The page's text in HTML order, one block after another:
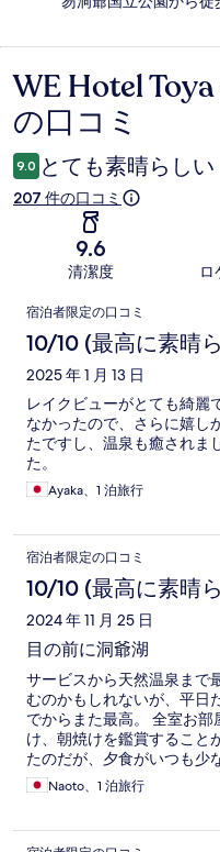
口
コ
ミ
WE Hotel
の口コミ
9.0 とても素晴らしい
207 件の口コミ
9.6
清潔度 ロ
口
コ
ミ
宿泊者限定の口コミ
10/10 (最高に素晴
2025 年 1 月 13 日
レイクビューがとても綺麗
なかったので、さらに嬉し
たですし、温泉も癒されま
た。
Ayaka、1 泊旅行
宿泊者限定の口コミ
10/10 (最高に素晴
2024 年 11 月 25 日
目の前に洞爺湖
サービスから天然温泉まで
むのかもしれないが、平日
でからまた最高。 全室お
け、朝焼けを鑑賞すること
たのだが、夕食がいつも少
といいなと感じている。
Naoto、1 泊旅行